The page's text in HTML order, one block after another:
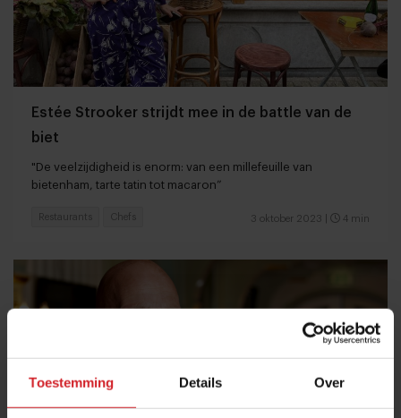
Toestemming Details Over
Estée Strooker strijdt mee in de battle van de
biet
"De veelzijdigheid is enorm: van een millefeuille van
bietenham, tarte tatin tot macaron”
3 oktober 2023 4 min
Restaurants Chefs